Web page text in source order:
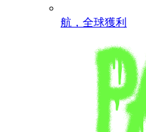
航，全球獲利